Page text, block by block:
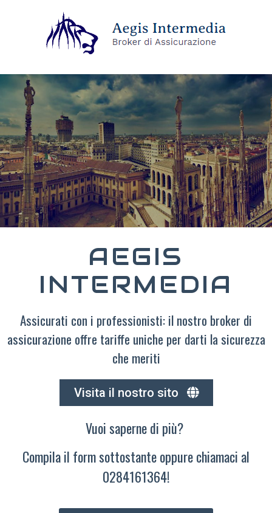
AEGIS
INTERMEDIA
Assicurati con i professionisti: il nostro broker di
assicurazione offre tariffe uniche per darti la sicurezza
che meriti
Visita il nostro sito
Vuoi saperne di più?
Compila il form sottostante oppure chiamaci al
0284161364!